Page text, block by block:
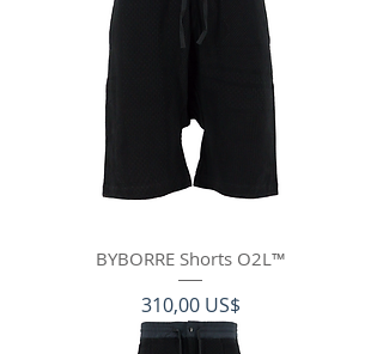
BYBORRE Shorts O2L™
Precio
310,00 US$